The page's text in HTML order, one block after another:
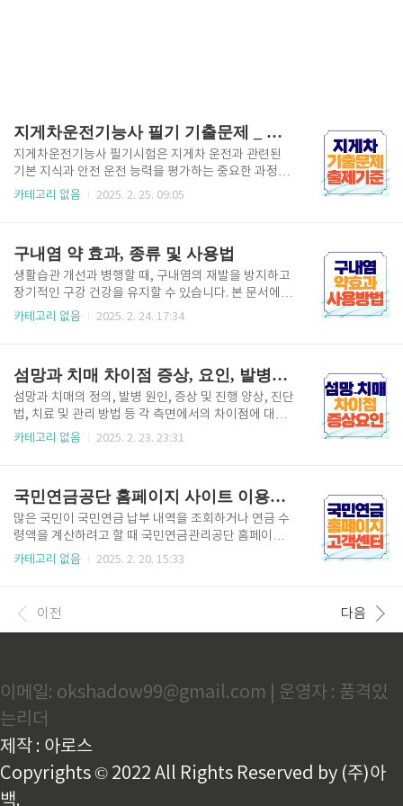
지게차운전기능사 필기 기출문제 _ 파일 PDF 다운로드
지게차운전기능사 필기시험은 지게차 운전과 관련된
기본 지식과 안전 운전 능력을 평가하는 중요한 과정입
니다. 본 기출문제 PDF 파일은 수험생들이 효과적으로
하시기 바랍니다. 지게차운전기능사 시험일정 취득방
법 1. 지게차운전기능사 출제기준 PDF 파일 2. 지게차
자격증 필기요점정리 HWP 파일 3. 필기 기출문제 문제
풀이 사이트 추천1) 문제풀이 닷컴 사용자는 문제를 검
색하고, 단계별로 풀이 과정을 확인할 수 있으며, 필요
데 도움을 주..
카테고리 없음 2025. 2. 25. 09:05
구내염 약 효과, 종류 및 사용법
생활습관 개선과 병행할 때, 구내염의 재발을 방지하고
장기적인 구강 건강을 유지할 수 있습니다. 본 문서에서
소개한 구내염 약의 다양한 종류와 그 효과, 사용법, 주
세우는 것이 중요합니다. 구내염 원인과 빨리 낫는
법 1. 구내염 약의 역할과 주요 효과 구내염 약은 염증
부위에 직접 작용해 다음과 같은 효과를 기대할 수 있습
니다. 항염 효과 : 염증 매개 물질의 분비를 억제하여 붓
기와 염증을 완화합니다.진통 효과 : 통증 완화 성분이
을 예방합..
카테고리 없음 2025. 2. 24. 17:34
섬망과 치매 차이점 증상, 요인, 발병속도, 치료관리
섬망과 치매의 정의, 발병 원인, 증상 및 진행 양상, 진단
법, 치료 및 관리 방법 등 각 측면에서의 차이점에 대해
알아볼게요. 일상에서 증상에 좋은 음식도 있으니 확인
다. 주로 병원 입원 환자, 수술 후 환자, 또는 급성 내과
적, 외과적 상태에 있는 환자에서 자주 발생합니다. 섬
망은 갑작스러운 발병과 함께 하루에도 증상의 심각성
이 크게 변화하며, 환각이나 혼란, 비논리적인 사고 등
이 나타나는 경우가 많습니다. 2) 치매(Dementia)의
신경퇴행성 질환입니다. 알츠하이머병, 혈관..
카테고리 없음 2025. 2. 23. 23:31
국민연금공단 홈페이지 사이트 이용방법 고객센터
많은 국민이 국민연금 납부 내역을 조회하거나 연금 수
령액을 계산하려고 할 때 국민연금관리공단 홈페이지
를 방문하게 됩니다. 국민연금관리공단 홈페이지의 주
계산기 예상월액표 국민연금관리공단 홈페이지 이용
방법 국민연금관리공단 홈페이지를 쉽게 이용하기 위
서), 금융인증서, 간편 인증(카카오, 네이버, PASS 등)
중 선택 비회원도 일부 서비스 이용 가능하지만, 상세
조회 및 신청은 로그인 필요원하는 서비스 이용하기 :
‘내 연금 보기’, ‘예상 연금 ..
카테고리 없음 2025. 2. 20. 15:33
이전 다음
이메일: okshadow99@gmail.com | 운영자 : 품격있
는리더
제작 : 아로스
Copyrights © 2022 All Rights Reserved by (주)아
백.